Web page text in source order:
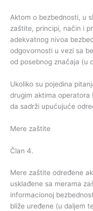
Aktom o bezbednosti, u
zaštite, principi, način i
adekvatnog nivoa
odgovornosti u vezi sa
od posebnog značaja (u
Ukoliko su pojedina
drugim aktima operatora
da sadrži upućujuće
Mere zaštite
Član 4.
Mere zaštite određene
usklađene sa merama
informacionoj
bliže uređene (u daljem